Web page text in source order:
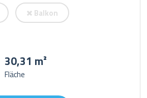
Balkon
30,31 m²
Fläche